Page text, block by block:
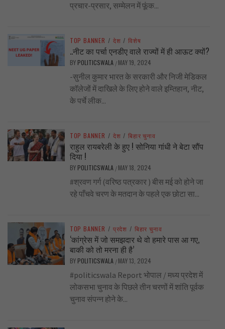
प्रचार-प्रसार, सम्मेलन में फूंक...
TOP BANNER / देश / विशेष
..नीट का पर्चा एनडीए वाले राज्यों में ही आऊट क्यों?
BY POLITICSWALA / MAY 19, 2024
-सुनील कुमार भारत के सरकारी और निजी मेडिकल
कॉलेजों में दाखिले के लिए होने वाले इम्तिहान, नीट,
के पर्चे लीक...
TOP BANNER / देश / बिहार चुनाव
राहुल रायबरेली के हुए ! सोनिया गांधी ने बेटा सौंप
दिया !
BY POLITICSWALA / MAY 18, 2024
#श्रवण गर्ग (वरिष्ठ पत्रकार ) बीस मई को होने जा
रहे पाँचवे चरण के मतदान के पहले एक छोटा सा...
TOP BANNER / प्रदेश / बिहार चुनाव
‘कांग्रेस में जो समझदार थे वो हमारे पास आ गए,
बाकी को तो मरना ही है’
BY POLITICSWALA / MAY 13, 2024
#politicswala Report भोपाल / मध्य प्रदेश में
लोकसभा चुनाव के पिछले तीन चरणों में शांति पूर्वक
चुनाव संपन्न होने के...